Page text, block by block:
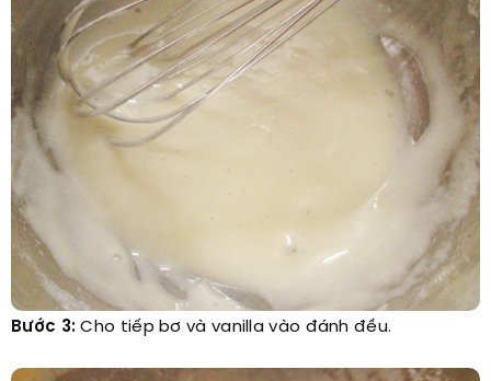
Bước 3:Cho tiếp bơ và vanilla vào đánh đều.